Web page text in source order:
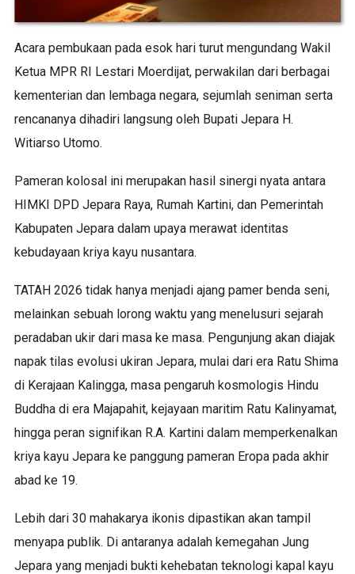
Acara pembukaan pada esok hari turut mengundang Wakil
Ketua MPR RI Lestari Moerdijat, perwakilan dari berbagai
kementerian dan lembaga negara, sejumlah seniman serta
rencananya dihadiri langsung oleh Bupati Jepara H.
Witiarso Utomo.
Pameran kolosal ini merupakan hasil sinergi nyata antara
HIMKI DPD Jepara Raya, Rumah Kartini, dan Pemerintah
Kabupaten Jepara dalam upaya merawat identitas
kebudayaan kriya kayu nusantara.
TATAH 2026 tidak hanya menjadi ajang pamer benda seni,
melainkan sebuah lorong waktu yang menelusuri sejarah
peradaban ukir dari masa ke masa. Pengunjung akan diajak
napak tilas evolusi ukiran Jepara, mulai dari era Ratu Shima
di Kerajaan Kalingga, masa pengaruh kosmologis Hindu
Buddha di era Majapahit, kejayaan maritim Ratu Kalinyamat,
hingga peran signifikan R.A. Kartini dalam memperkenalkan
kriya kayu Jepara ke panggung pameran Eropa pada akhir
abad ke 19.
Lebih dari 30 mahakarya ikonis dipastikan akan tampil
menyapa publik. Di antaranya adalah kemegahan Jung
Jepara yang menjadi bukti kehebatan teknologi kapal kayu